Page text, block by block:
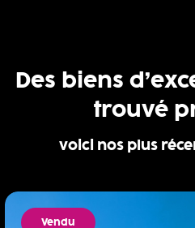
Des biens
trouvé
voici nos plus
Vendu